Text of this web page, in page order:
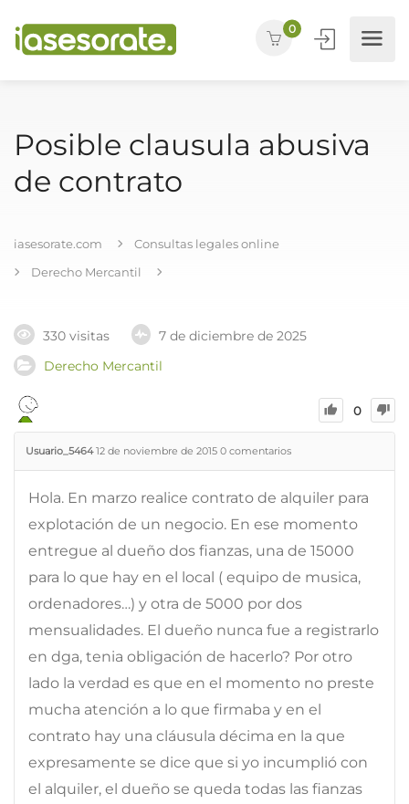
0
Posible clausula abusiva
de contrato
iasesorate.com
Consultas legales online
Derecho Mercantil
330 visitas
7 de diciembre de 2025
Derecho Mercantil
0
Usuario_5464 12 de noviembre de 2015 0 comentarios
Hola. En marzo realice contrato de alquiler para
explotación de un negocio. En ese momento
entregue al dueño dos fianzas, una de 15000
para lo que hay en el local ( equipo de musica,
ordenadores…) y otra de 5000 por dos
mensualidades. El dueño nunca fue a registrarlo
en dga, tenia obligación de hacerlo? Por otro
lado la verdad es que en el momento no preste
mucha atención a lo que firmaba y en el
contrato hay una cláusula décima en la que
expresamente se dice que si yo incumplió con
el alquiler, el dueño se queda todas las fianzas